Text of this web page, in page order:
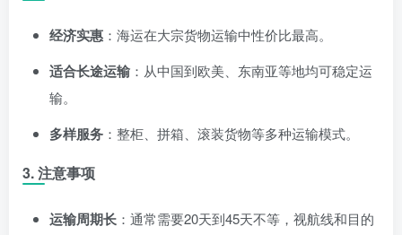
经济实惠 ：海运在大宗货物运输中性价比最高。
适合长途运输 ：从中国到欧美、东南亚等地均可稳定运
输。
多样服务 ：整柜、拼箱、滚装货物等多种运输模式。
3. 注意事项
运输周期长 ：通常需要20天到45天不等，视航线和目的